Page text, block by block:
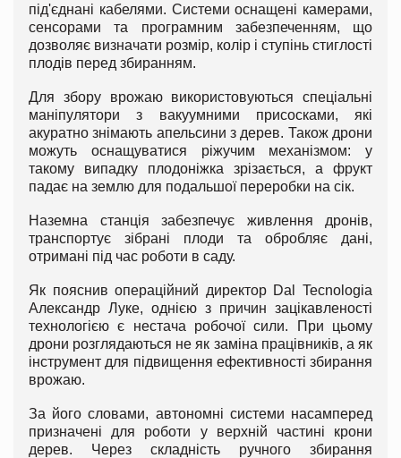
під'єднані кабелями. Системи оснащені камерами,
сенсорами та програмним забезпеченням, що
дозволяє визначати розмір, колір і ступінь стиглості
плодів перед збиранням.
Для збору врожаю використовуються спеціальні
маніпулятори з вакуумними присосками, які
акуратно знімають апельсини з дерев. Також дрони
можуть оснащуватися ріжучим механізмом: у
такому випадку плодоніжка зрізається, а фрукт
падає на землю для подальшої переробки на сік.
Наземна станція забезпечує живлення дронів,
транспортує зібрані плоди та обробляє дані,
отримані під час роботи в саду.
Як пояснив операційний директор Dal Tecnologia
Александр Луке, однією з причин зацікавленості
технологією є нестача робочої сили. При цьому
дрони розглядаються не як заміна працівників, а як
інструмент для підвищення ефективності збирання
врожаю.
За його словами, автономні системи насамперед
призначені для роботи у верхній частині крони
дерев. Через складність ручного збирання